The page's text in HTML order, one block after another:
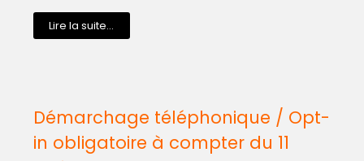
Lire la suite...
Démarchage téléphonique / Opt-
in obligatoire à compter du 11